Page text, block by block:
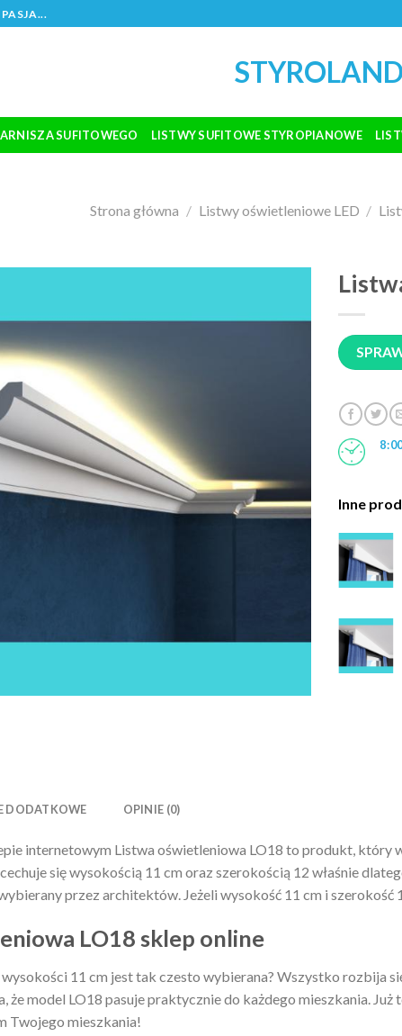
SUFITOWEGO LISTWY SUFITOWE STYROPIANOWE
Strona główna / Listwy oświetleniowe LED /
Inne
DODATKOWE OPINIE (0)
internetowym Listwa oświetleniowa LO18 to produkt, który
się wysokością 11 cm oraz szerokością 12 właśnie
przez architektów. Jeżeli wysokość 11 cm i
LO18 sklep online
11 cm jest tak czesto wybierana? Wszystko rozbija
że model LO18 pasuje praktycznie do każdego mieszkania.
Twojego mieszkania!